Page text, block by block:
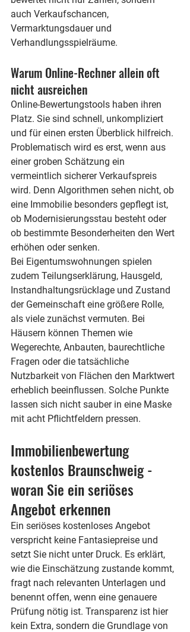
auch Verkaufschancen,
Vermarktungsdauer und
Verhandlungsspielräume.
Warum Online-Rechner allein oft
nicht ausreichen
Online-Bewertungstools haben ihren
Platz. Sie sind schnell, unkompliziert
und für einen ersten Überblick hilfreich.
Problematisch wird es erst, wenn aus
einer groben Schätzung ein
vermeintlich sicherer Verkaufspreis
wird. Denn Algorithmen sehen nicht, ob
eine Immobilie besonders gepflegt ist,
ob Modernisierungsstau besteht oder
ob bestimmte Besonderheiten den Wert
erhöhen oder senken.
Bei Eigentumswohnungen spielen
zudem Teilungserklärung, Hausgeld,
Instandhaltungsrücklage und Zustand
der Gemeinschaft eine größere Rolle,
als viele zunächst vermuten. Bei
Häusern können Themen wie
Wegerechte, Anbauten, baurechtliche
Fragen oder die tatsächliche
Nutzbarkeit von Flächen den Marktwert
erheblich beeinflussen. Solche Punkte
lassen sich nicht sauber in eine Maske
mit acht Pflichtfeldern pressen.
Immobilienbewertung
kostenlos Braunschweig -
woran Sie ein seriöses
Angebot erkennen
Ein seriöses kostenloses Angebot
verspricht keine Fantasiepreise und
setzt Sie nicht unter Druck. Es erklärt,
wie die Einschätzung zustande kommt,
fragt nach relevanten Unterlagen und
benennt offen, wenn eine genauere
Prüfung nötig ist. Transparenz ist hier
kein Extra, sondern die Grundlage von